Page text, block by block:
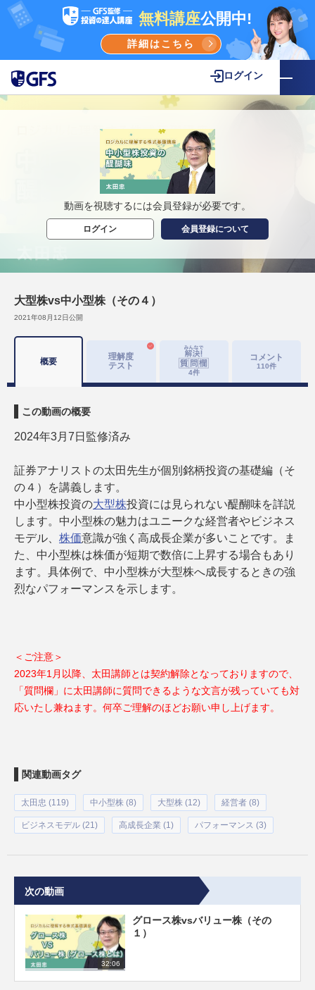
無料講座公開中!
詳細はこちら
ログイン
動画を視聴するには会員登録が必要です。
ログイン 会員登録について
大型株vs中小型株（その４）
2021年08月12日公開
概要
理解度
テスト
4件
コメント
110件
この動画の概要
2024年3月7日監修済み
証券アナリストの太田先生が個別銘柄投資の基礎編（そ
の４）を講義します。
中小型株投資の大型株投資には見られない醍醐味を詳説
します。中小型株の魅力はユニークな経営者やビジネス
モデル、 株価意識が強く高成長企業が多いことです。ま
た、中小型株は株価が短期で数倍に上昇する場合もあり
ます。具体例で、中小型株が大型株へ成長するときの強
烈なパフォーマンスを示します。
＜ご注意＞
2023年1月以降、太田講師とは契約解除となっておりますので、
「質問欄」に太田講師に質問できるような文言が残っていても対
応いたし兼ねます。何卒ご理解のほどお願い申し上げます。
関連動画タグ
太田忠 (119) 中小型株 (8) 大型株 (12) 経営者 (8)
ビジネスモデル (21) 高成長企業 (1) パフォーマンス (3)
次の動画
32:06
グロース株vsバリュー株（その
１）